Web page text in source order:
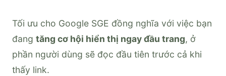
Tối ưu cho Google SGE đồng nghĩa với việc bạn
đang tăng cơ hội hiển thị ngay đầu trang, ở
phần người dùng sẽ đọc đầu tiên trước cả khi
thấy link.